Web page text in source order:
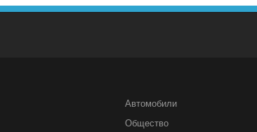
Автомобили
Общество